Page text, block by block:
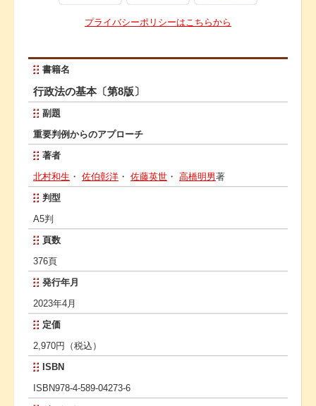
プライバシーポリシーはこちらから
書籍名
行政法の基本〔第8版〕
副題
重要判例からのアプローチ
著者
北村和生 ・ 佐伯彰洋 ・ 佐藤英世 ・ 高橋明男著
判型
A5判
頁数
376頁
発行年月
2023年4月
定価
2,970円（税込）
ISBN
ISBN978-4-589-04273-6